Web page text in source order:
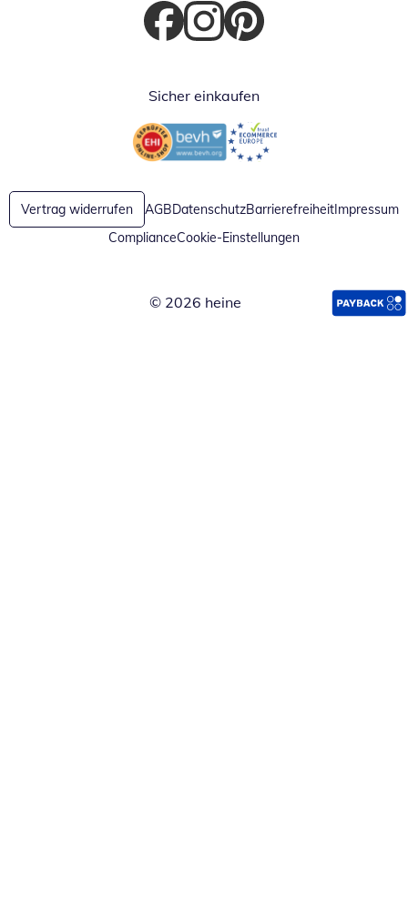
Öffnet in neuem Fenster
Öffnet in neuem Fenster
Öffnet in neuem Fenster
Sicher einkaufen
Öffnet in neuem FensterÖffnet in neuem Fenster
Vertrag widerrufen AGBDatenschutzBarrierefreiheitImpressum
ComplianceCookie-Einstellungen
© 2026 heine